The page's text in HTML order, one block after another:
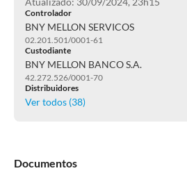
Controlador
BNY MELLON SERVICOS
02.201.501/0001-61
Custodiante
BNY MELLON BANCO S.A.
42.272.526/0001-70
Distribuidores
Ver todos (38)
Documentos